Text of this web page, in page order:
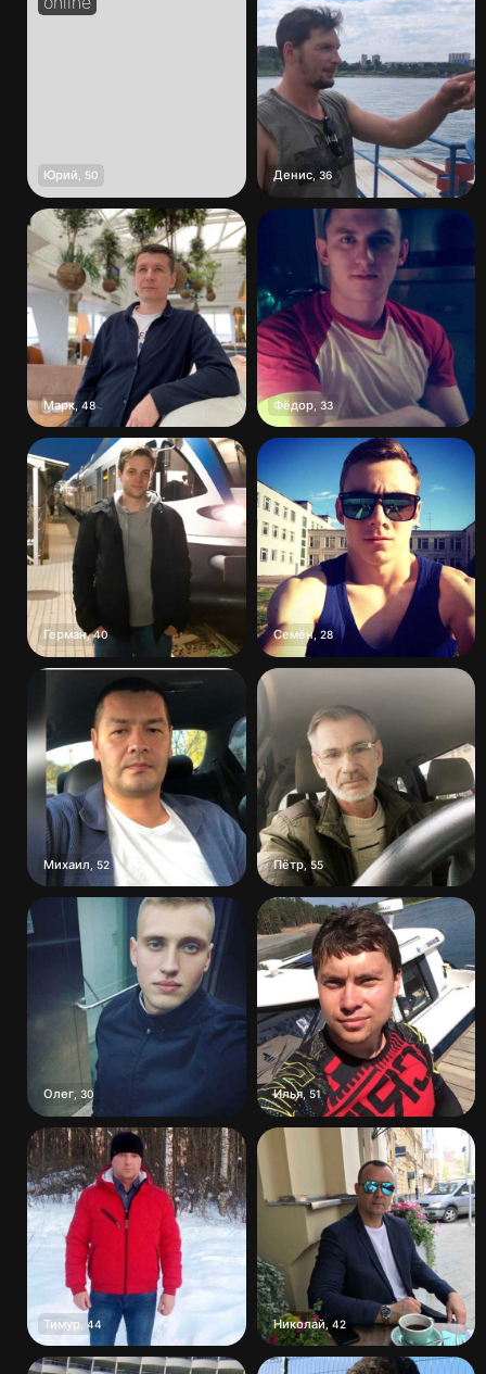
Юрий 50 Денис, 36
Марк 48 Фёдор, 33
Герман,40 Семён, 28
Михаил 52 Пётр, 55
Олег 30 Илья, 51
Тимур 44 Николай 42